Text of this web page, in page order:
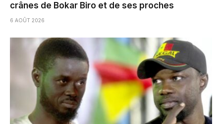
crânes de Bokar Biro et de ses proches
6 AOÛT 2026